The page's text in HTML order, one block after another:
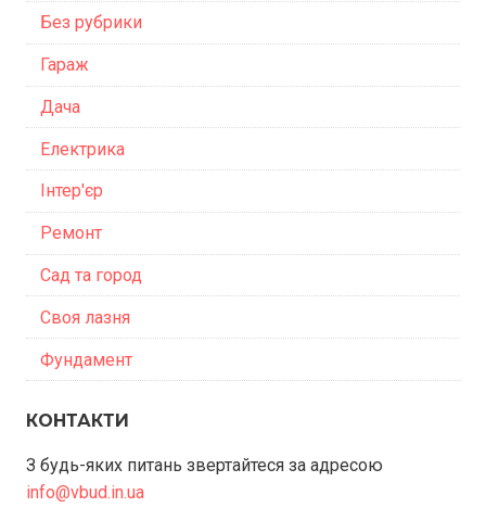
Без рубрики
Гараж
Дача
Електрика
Інтер'єр
Ремонт
Сад та город
Своя лазня
Фундамент
КОНТАКТИ
З будь-яких питань звертайтеся за адресою
info@vbud.in.ua